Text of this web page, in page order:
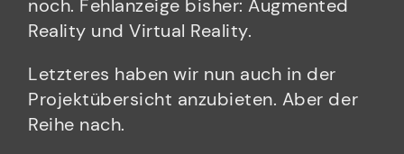
noch. Fehlanzeige bisher: Augmented
Reality und Virtual Reality.
Letzteres haben wir nun auch in der
Projektübersicht anzubieten. Aber der
Reihe nach.